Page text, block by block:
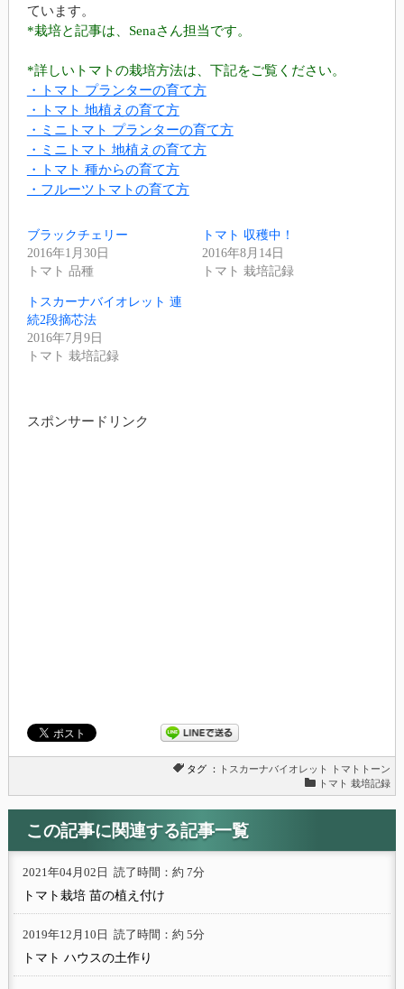
ています。
*栽培と記事は、Senaさん担当です。
*詳しいトマトの栽培方法は、下記をご覧ください。
・トマト プランターの育て方
・トマト 地植えの育て方
・ミニトマト プランターの育て方
・ミニトマト 地植えの育て方
・トマト 種からの育て方
・フルーツトマトの育て方
ブラックチェリー
2016年1月30日
トマト 品種
トマト 収穫中！
2016年8月14日
トマト 栽培記録
トスカーナバイオレット 連
続2段摘芯法
2016年7月9日
トマト 栽培記録
スポンサードリンク
タグ ： トスカーナバイオレット
トマトトーン
トマト 栽培記録
この記事に関連する記事一覧
2021年04月02日 読了時間：約 7分
トマト栽培 苗の植え付け
2019年12月10日 読了時間：約 5分
トマト ハウスの土作り